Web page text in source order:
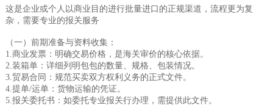
这是企业或个人以商业目的进行批量进口的正规渠道，流程更为复
杂，需要专业的报关服务
（一）前期准备与资料收集‌：
1.‌商业发票‌：明确交易价格，是海关审价的核心依据。
‌2.装箱单‌：详细列明包包的数量、规格、包装情况。
‌3.贸易合同‌：规范买卖双方权利义务的正式文件。
‌4.提单/运单‌：货物运输的凭证。
‌5.报关委托书‌：如委托专业报关行办理，需提供此文件。